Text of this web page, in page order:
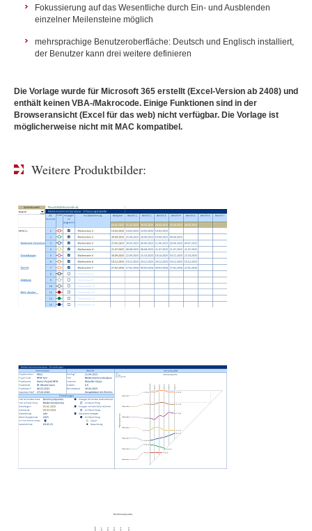
Fokussierung auf das Wesentliche durch Ein- und Ausblenden
einzelner Meilensteine möglich
mehrsprachige Benutzeroberfläche: Deutsch und Englisch installiert,
der Benutzer kann drei weitere definieren
Die Vorlage wurde für Microsoft 365 erstellt (Excel-Version ab 2408) und
enthält keinen VBA-/Makrocode. Einige Funktionen sind in der
Browseransicht (Excel für das web) nicht verfügbar. Die Vorlage ist
möglicherweise nicht mit MAC kompatibel.
Weitere Produktbilder: